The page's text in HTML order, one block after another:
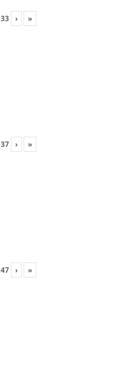
33 › »
37 › »
47 › »